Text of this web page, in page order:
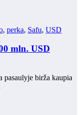
, perka, Safu, USD
mln. USD
pasaulyje birža kaupia